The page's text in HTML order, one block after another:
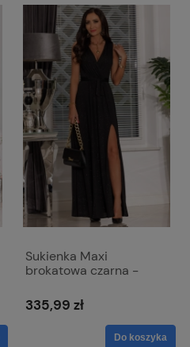
Sukienka Maxi
brokatowa czarna -
ramionami - Salma
335,99 zł
Do koszyka